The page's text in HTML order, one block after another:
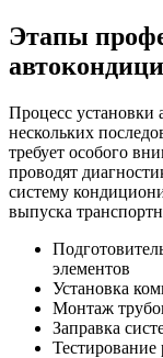
Этапы
Процесс установки
нескольких
требует особого
проводят
систему
выпуска
элементов
Установка
Монтаж
Заправка